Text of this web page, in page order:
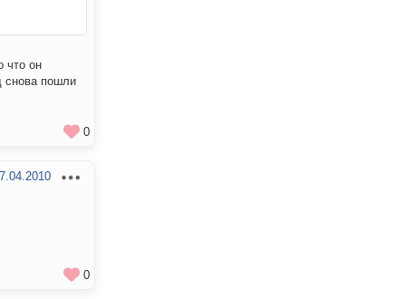
что он
снова пошли
0
0